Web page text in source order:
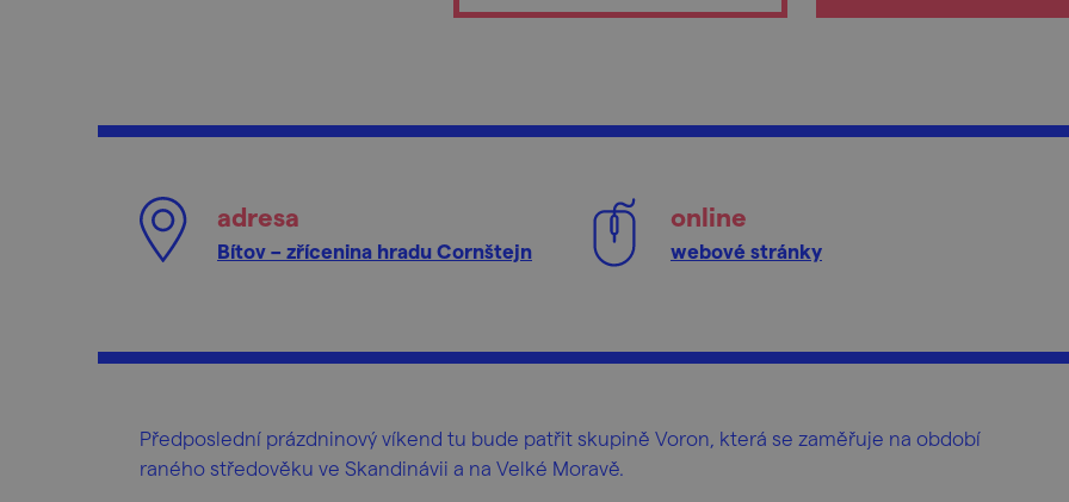
adresa
Bítov – zřícenina hradu Cornštejn
online
webové stránky
Předposlední prázdninový víkend tu bude patřit skupině Voron, která se zaměřuje na období
raného středověku ve Skandinávii a na Velké Moravě.